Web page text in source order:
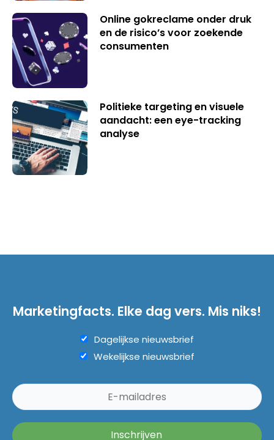
Online gokreclame onder druk
en de risico’s voor zoekende
consumenten
Politieke targeting en visuele
aandacht: een eye-tracking
analyse
Marketingfacts. Elke dag vers. Mis niks!
Dagelijkse nieuwsbrief
Wekelijkse nieuwsbrief